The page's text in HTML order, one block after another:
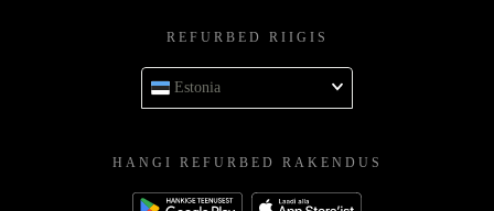
REFURBED RIIGIS
Estonia
HANGI REFURBED RAKENDUS